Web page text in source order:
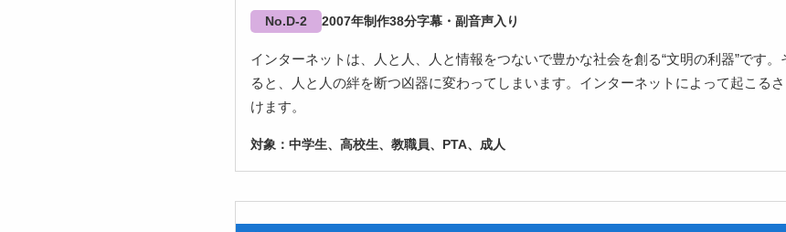
No.D-2 2007 38 字幕・副音声入り
インターネットは、人と人、人と情報をつないで豊かな社会を創る“文明の利器”です。
ると、人と人の絆を断つ凶器に変わってしまいます。インターネットによって起こる
けます。
中学生、高校生、教職員、PTA、成人